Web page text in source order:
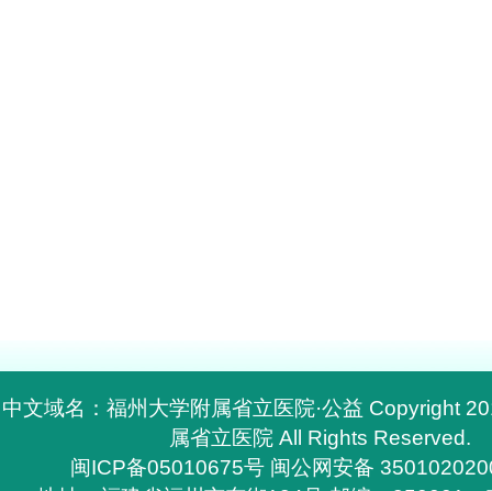
中文域名：福州大学附属省立医院·公益 Copyright
属省立医院 All Rights Reserved.
闽ICP备05010675号 闽公网安备